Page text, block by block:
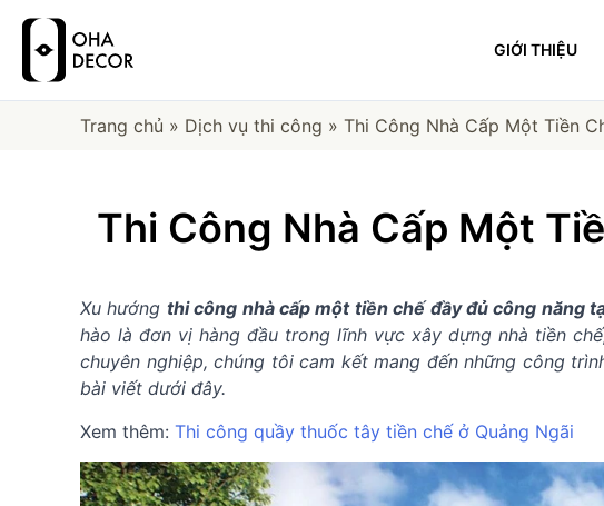
GIỚI THIỆU
Trang chủ » Dịch vụ thi công » Thi Công Nhà Cấp Một Tiền
Thi Công Nhà Cấp Một
Xu hướng thi công nhà cấp một tiền chế đầy đủ công năng
hào là đơn vị hàng đầu trong lĩnh vực xây dựng nhà tiền
chuyên nghiệp, chúng tôi cam kết mang đến những công
bài viết dưới đây.
Xem thêm: Thi công quầy thuốc tây tiền chế ở Quảng Ngãi